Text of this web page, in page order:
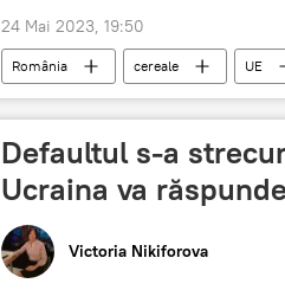
24 Mai 2023, 19:50
România cereale UE
Defaultul s-a
Ucraina va
Victoria Nikiforova